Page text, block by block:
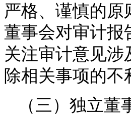
严格、谨慎的原
董事会对审计报
关注审计意见涉
除相关事项的
（三）独立董